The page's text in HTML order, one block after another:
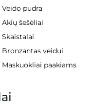
Veido pudra
Akių šešėliai
Skaistalai
Bronzantas veidui
Maskuokliai paakiams